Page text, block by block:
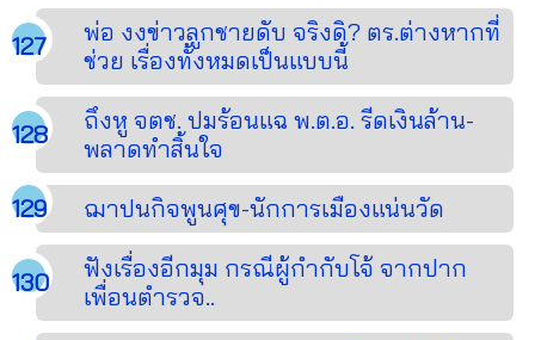
พ่อ งงข่าวลูกชายดับ จริงดิ? ตร.ต่างหากที่
ช่วย เรื่องทั้งหมดเป็นแบบนี้
ถึงหู จตช. ปมร้อนแฉ พ.ต.อ. รีดเงินล้าน-
พลาดทำสิ้นใจ
ฌาปนกิจพูนศุข-นักการเมืองแน่นวัด
ฟังเรื่องอีกมุม กรณีผู้กำกับโจ้ จากปาก
เพื่อนตำรวจ..